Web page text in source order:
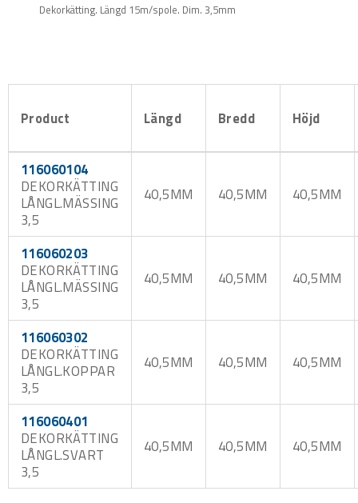
Dekorkätting. Längd 15m/spole. Dim. 3,5mm
Product Längd Bredd Höjd
116060104
DEKORKÄTTING
LÅNGL.MÄSSING
3,5
40,5MM 40,5MM 40,5MM
116060203
DEKORKÄTTING
LÅNGL.MÄSSING
3,5
40,5MM 40,5MM 40,5MM
116060302
DEKORKÄTTING
LÅNGL.KOPPAR
3,5
40,5MM 40,5MM 40,5MM
116060401
DEKORKÄTTING
LÅNGL.SVART
3,5
40,5MM 40,5MM 40,5MM